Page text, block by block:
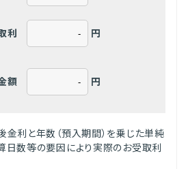
利
円
額 円
利と年数（預入期間）を乗じた単純
日数等の要因により実際のお受取利